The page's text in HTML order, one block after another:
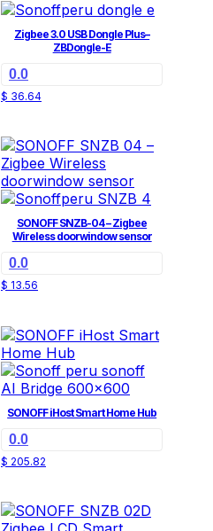
Zigbee 3.0 USB Dongle Plus–
ZBDongle-E
0.0
$ 36.64
SONOFF SNZB-04 – Zigbee
Wireless doorwindow sensor
0.0
$ 13.56
SONOFF iHost Smart Home Hub
0.0
$ 205.82